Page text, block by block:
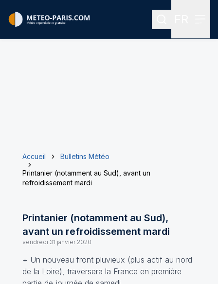
Rechercher
Accueil
Bulletins Météo
Printanier (notamment au Sud), avant un
refroidissement mardi
Printanier (notamment au Sud),
avant un refroidissement mardi
vendredi 31 janvier 2020
+ Un nouveau front pluvieux (plus actif au nord
de la Loire), traversera la France en première